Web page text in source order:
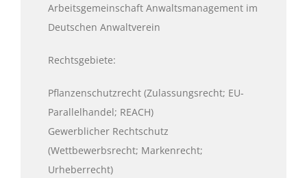
Arbeitsgemeinschaft Anwaltsmanagement im
Deutschen Anwaltverein
Rechtsgebiete:
Pflanzenschutzrecht (Zulassungsrecht; EU-
Parallelhandel; REACH)
Gewerblicher Rechtschutz
(Wettbewerbsrecht; Markenrecht;
Urheberrecht)